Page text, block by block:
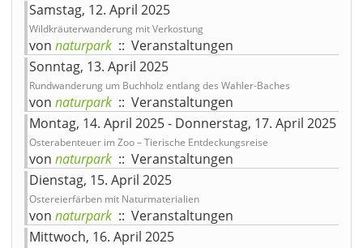
Samstag, 12. April 2025
Wildkräuterwanderung mit Verkostung
von naturpark :: Veranstaltungen
Sonntag, 13. April 2025
Rundwanderung um Buchholz entlang des Wahler-Baches
von naturpark :: Veranstaltungen
Montag, 14. April 2025 - Donnerstag, 17. April 2025
Osterabenteuer im Zoo – Tierische Entdeckungsreise
von naturpark :: Veranstaltungen
Dienstag, 15. April 2025
Ostereierfärben mit Naturmaterialien
von naturpark :: Veranstaltungen
Mittwoch, 16. April 2025